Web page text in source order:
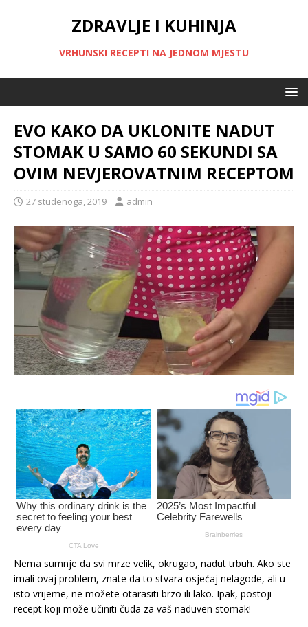
ZDRAVLJE I KUHINJA
VRHUNSKI RECEPTI NA JEDNOM MJESTU
EVO KAKO DA UKLONITE NADUT
STOMAK U SAMO 60 SEKUNDI SA
OVIM NEVJEROVATNIM RECEPTOM
27 studenoga, 2019 admin
Nema sumnje da svi mrze velik, okrugao, nadut trbuh. Ako ste
imali ovaj problem, znate da to stvara osjećaj nelagode, ali u
isto vrijeme, ne možete otarasiti brzo ili lako. Ipak, postoji
recept koji može učiniti čuda za vaš naduven stomak!